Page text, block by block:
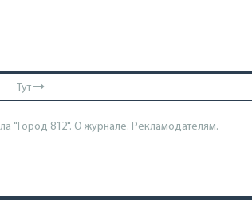
Тут
"Город 812". О журнале. Рекламодателям.